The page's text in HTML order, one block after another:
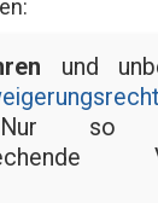
und
Nur so